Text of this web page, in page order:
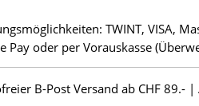
TWINT, VISA,
Pay oder per Vorauskasse
B-Post Versand ab CHF 89.- |